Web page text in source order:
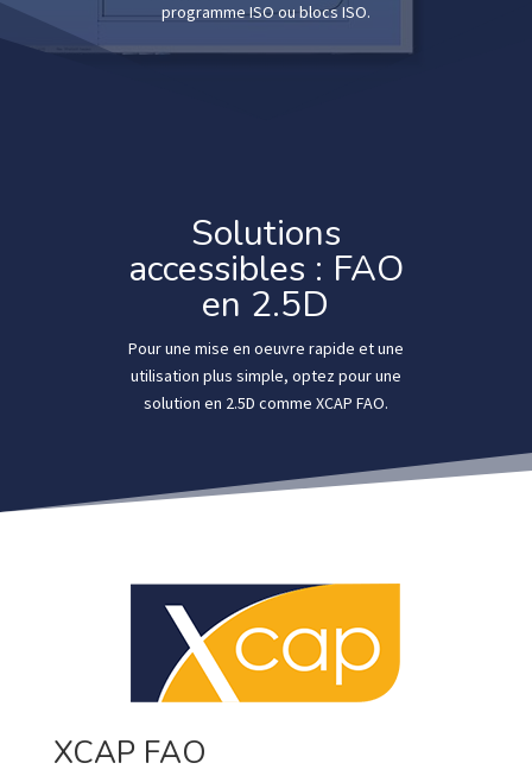
programme ISO ou blocs ISO.
Solutions
accessibles : FAO
en 2.5D
Pour une mise en oeuvre rapide et une
utilisation plus simple, optez pour une
solution en 2.5D comme XCAP FAO.
XCAP FAO